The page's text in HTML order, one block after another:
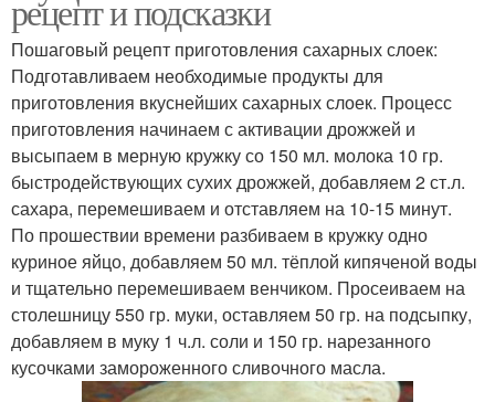
рецепт и подсказки
Пошаговый рецепт приготовления сахарных слоек:
Подготавливаем необходимые продукты для
приготовления вкуснейших сахарных слоек. Процесс
приготовления начинаем с активации дрожжей и
высыпаем в мерную кружку со 150 мл. молока 10 гр.
быстродействующих сухих дрожжей, добавляем 2 ст.л.
сахара, перемешиваем и отставляем на 10-15 минут.
По прошествии времени разбиваем в кружку одно
куриное яйцо, добавляем 50 мл. тёплой кипяченой воды
и тщательно перемешиваем венчиком. Просеиваем на
столешницу 550 гр. муки, оставляем 50 гр. на подсыпку,
добавляем в муку 1 ч.л. соли и 150 гр. нарезанного
кусочками замороженного сливочного масла.